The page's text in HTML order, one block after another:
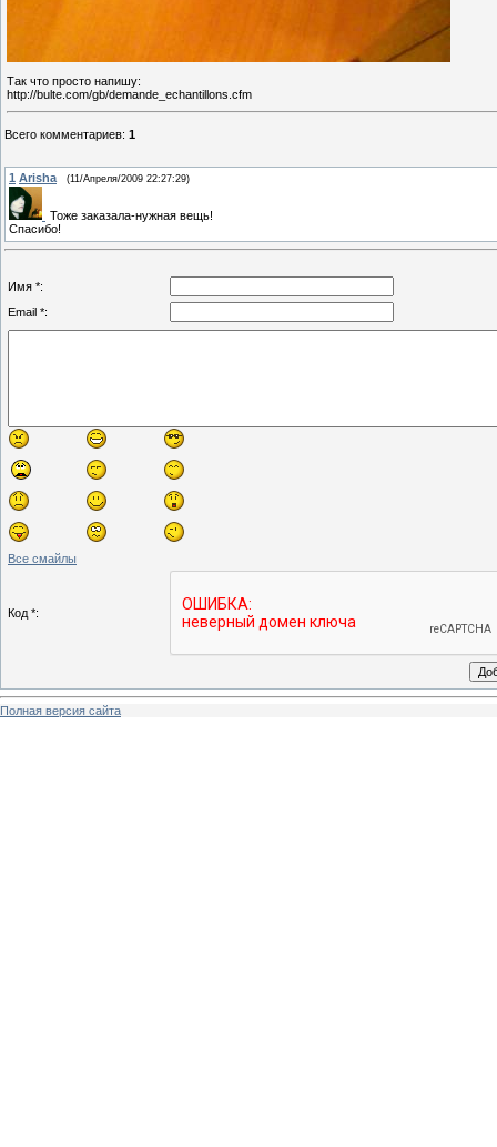
Так что просто напишу:
http://bulte.com/gb/demande_echantillons.cfm
Всего комментариев: 1
1 Arisha (11/Апреля/2009 22:27:29)
Тоже заказала-нужная вещь!
Спасибо!
Имя *:
Email *:
Все смайлы
Код *:
Полная версия сайта